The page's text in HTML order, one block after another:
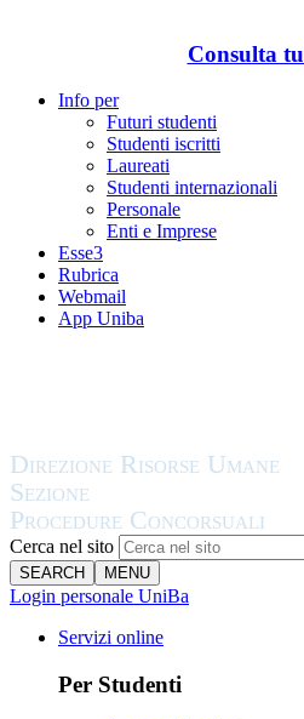
Consulta
Info per
Futuri studenti
Studenti iscritti
Laureati
Studenti internazionali
Personale
Enti e Imprese
Esse3
Rubrica
Webmail
App Uniba
Cerca nel sito
SEARCH MENU
Login personale UniBa
Servizi online
Per Studenti